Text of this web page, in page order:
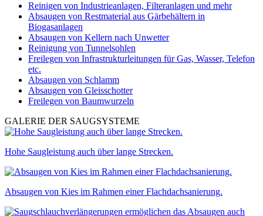
Reinigen von Industrieanlagen, Filteranlagen und mehr
Absaugen von Restmaterial aus Gärbehältern in
Biogasanlagen
Absaugen von Kellern nach Unwetter
Reinigung von Tunnelsohlen
Freilegen von Infrastrukturleitungen für Gas, Wasser, Telefon
etc.
Absaugen von Schlamm
Absaugen von Gleisschotter
Freilegen von Baumwurzeln
GALERIE DER SAUGSYSTEME
Hohe Saugleistung auch über lange Strecken.
Absaugen von Kies im Rahmen einer Flachdachsanierung.